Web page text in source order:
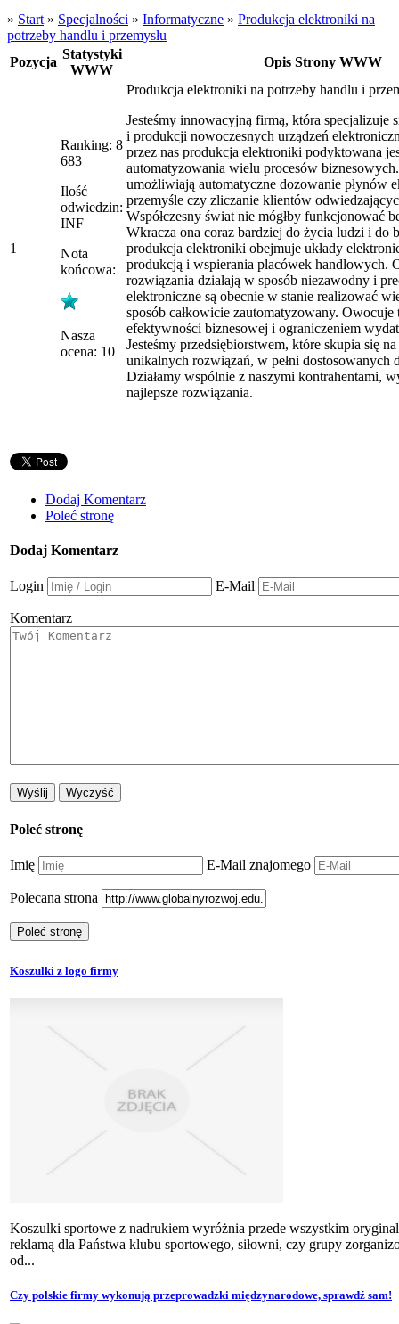
» Start » Specjalności » Informatyczne » Produkcja elektroniki na
potrzeby handlu i przemysłu
Pozycja
Statystyki
WWW
Opis Strony WWW
1
Ranking: 8
683
Ilość
odwiedzin:
INF
Nota
końcowa:
Nasza
ocena: 10
Produkcja elektroniki na potrzeby handlu i
Jesteśmy innowacyjną firmą, która specjalizuje
i produkcji nowoczesnych urządzeń
przez nas produkcja elektroniki podyktowana
automatyzowania wielu procesów
umożliwiają automatyczne dozowanie płynów
przemyśle czy zliczanie klientów
Współczesny świat nie mógłby funkcjonować
Wkracza ona coraz bardziej do życia ludzi i do
produkcja elektroniki obejmuje układy
produkcją i wspierania placówek handlowych.
rozwiązania działają w sposób niezawodny i
elektroniczne są obecnie w stanie realizować
sposób całkowicie zautomatyzowany. Owocuje
efektywności biznesowej i ograniczeniem
Jesteśmy przedsiębiorstwem, które skupia się
unikalnych rozwiązań, w pełni dostosowanych
Działamy wspólnie z naszymi kontrahentami,
najlepsze rozwiązania.
Dodaj Komentarz
Poleć stronę
Dodaj Komentarz
Login E-Mail
Komentarz
Poleć stronę
Imię E-Mail znajomego
Polecana strona
Koszulki z logo firmy
Koszulki sportowe z nadrukiem wyróżnia przede wszystkim
reklamą dla Państwa klubu sportowego, siłowni, czy grupy
od...
Czy polskie firmy wykonują przeprowadzki międzynarodowe, sprawdź sam!